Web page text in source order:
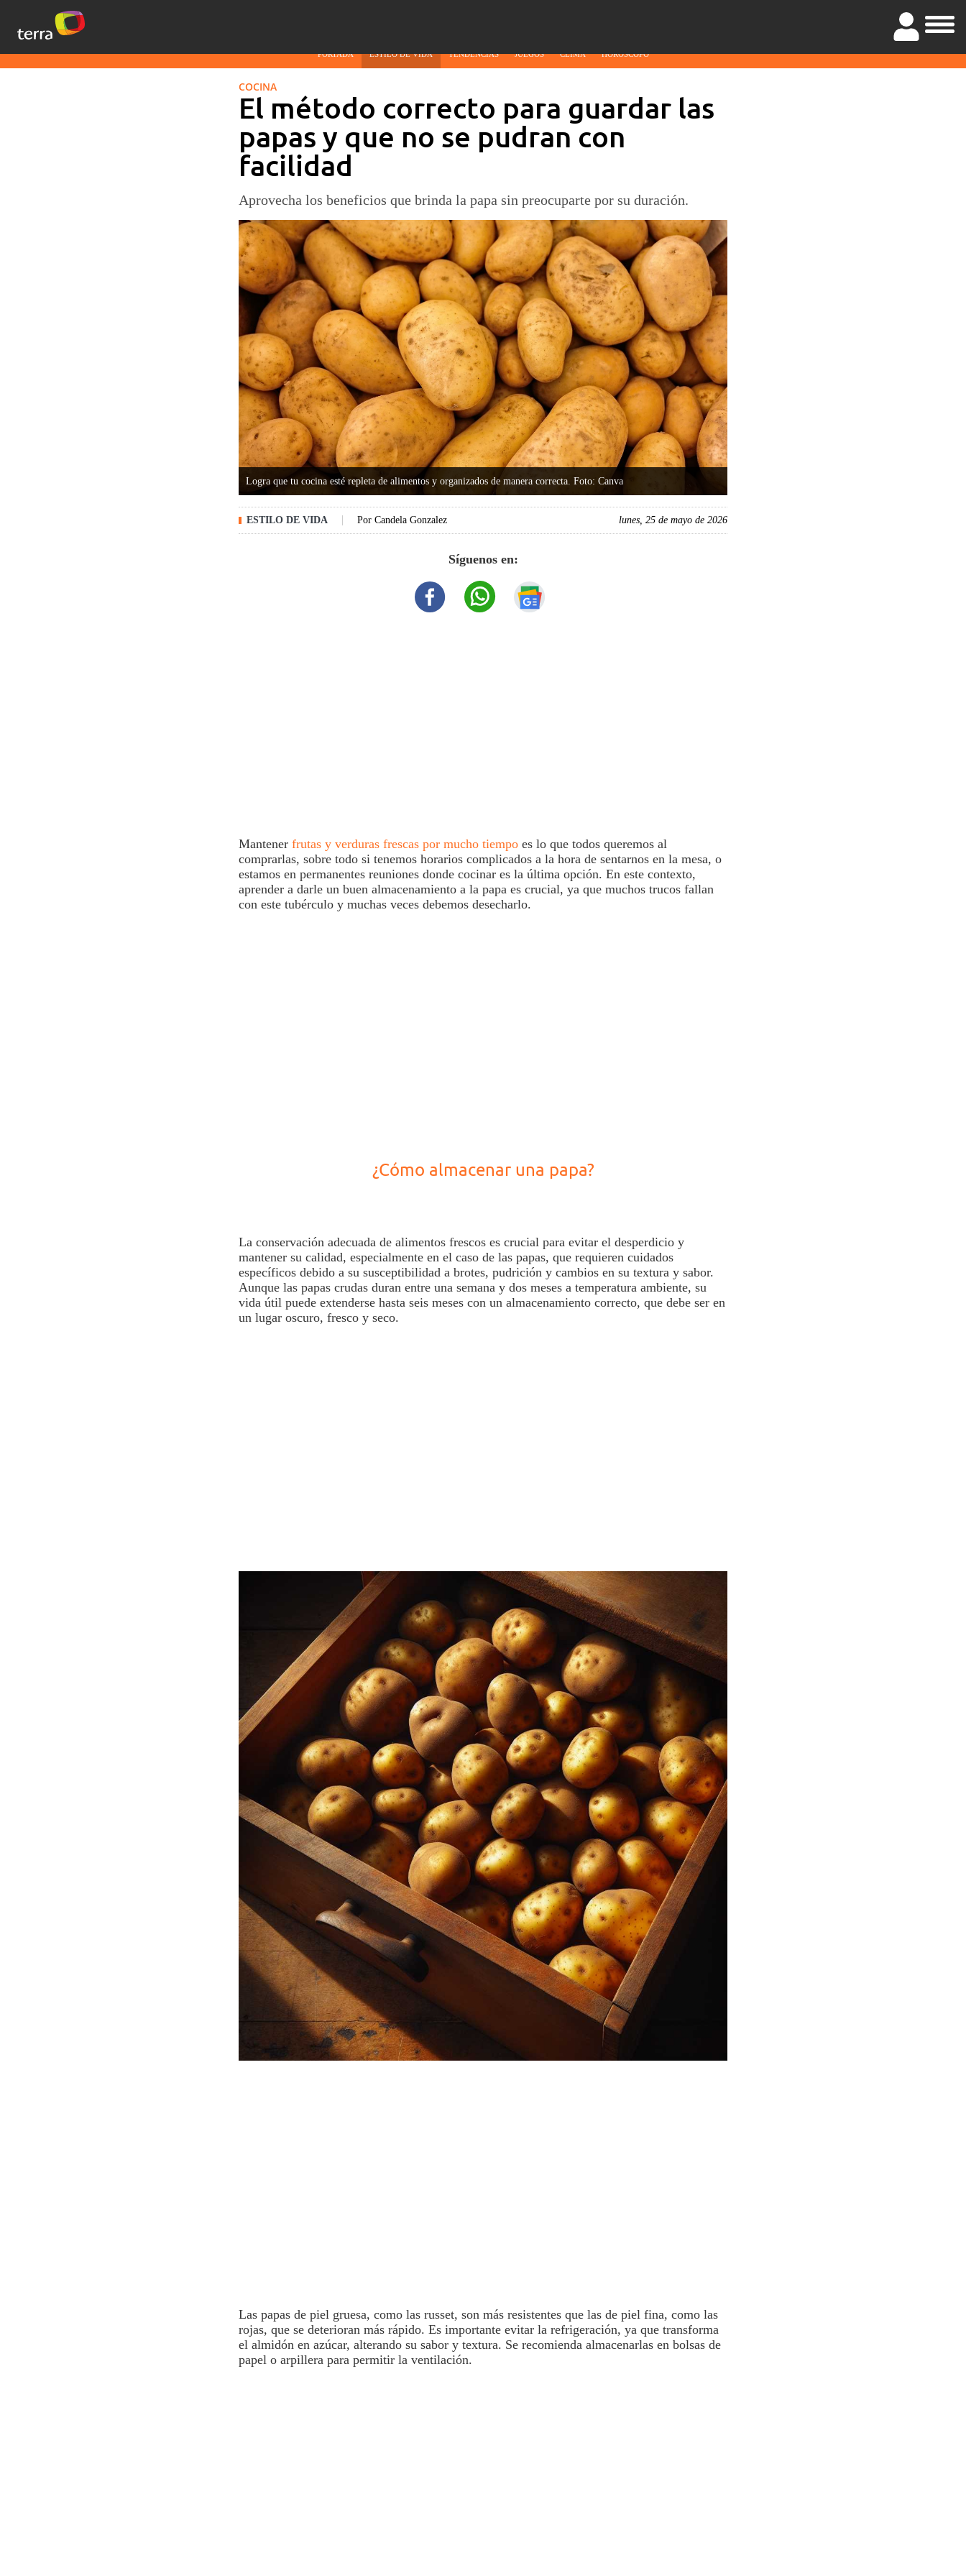
PORTADA ESTILO DE VIDA TENDENCIAS JUEGOS CLIMA HORÓSCOPO
COCINA
El método correcto para guardar las
papas y que no se pudran con
facilidad
Aprovecha los beneficios que brinda la papa sin preocuparte por su duración.
Logra que tu cocina esté repleta de alimentos y organizados de manera correcta. Foto: Canva
ESTILO DE VIDA PorCandela Gonzalez lunes, 25 de mayo de 2026
Síguenos en:
Mantener frutas y verduras frescas por mucho tiempoes lo que todos queremos al
comprarlas, sobre todo si tenemos horarios complicados a la hora de sentarnos en la mesa, o
estamos en permanentes reuniones donde cocinar es la última opción. En este contexto,
aprender a darle un buen almacenamiento a la papa es crucial, ya que muchos trucos fallan
con este tubérculo y muchas veces debemos desecharlo.
¿Cómo almacenar una papa?
La conservación adecuada de alimentos frescos es crucial para evitar el desperdicio y
mantener su calidad, especialmente en el caso de las papas, que requieren cuidados
específicos debido a su susceptibilidad a brotes, pudrición y cambios en su textura y sabor.
Aunque las papas crudas duran entre una semana y dos meses a temperatura ambiente, su
vida útil puede extenderse hasta seis meses con un almacenamiento correcto, que debe ser en
un lugar oscuro, fresco y seco.
Las papas de piel gruesa, como las russet, son más resistentes que las de piel fina, como las
rojas, que se deterioran más rápido. Es importante evitar la refrigeración, ya que transforma
el almidón en azúcar, alterando su sabor y textura. Se recomienda almacenarlas en bolsas de
papel o arpillera para permitir la ventilación.